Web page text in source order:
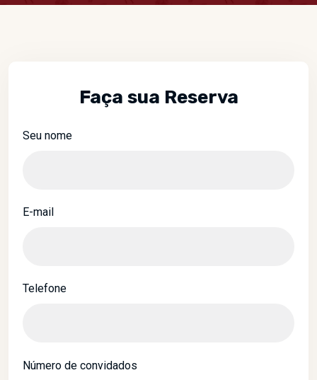
Faça sua Reserva
Seu nome
E-mail
Telefone
Número de convidados